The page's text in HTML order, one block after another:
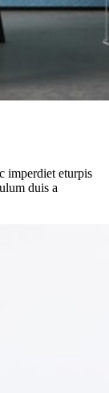
imperdiet eturpis
duis a